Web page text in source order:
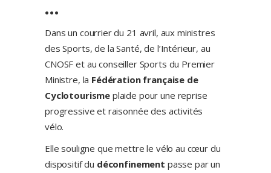
…
Dans un courrier du 21 avril, aux ministres
des Sports, de la Santé, de l’Intérieur, au
CNOSF et au conseiller Sports du Premier
Ministre, la Fédération française de
Cyclotourisme plaide pour une reprise
progressive et raisonnée des activités
vélo.
Elle souligne que mettre le vélo au cœur du
dispositif du déconfinement passe par un